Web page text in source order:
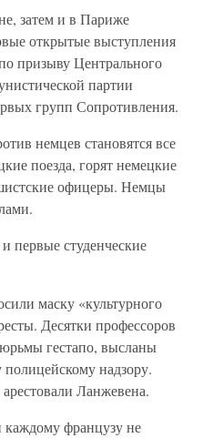
затем и в Париже
открытые выступления
призыву Центрального
партии
групп Сопротивления.
немцев становятся все
поезда, горят немецкие
офицеры. Немцы
первые студенческие
маску «культурного
Десятки профессоров
гестапо, высланы
надзору.
Ланжевена.
французу не